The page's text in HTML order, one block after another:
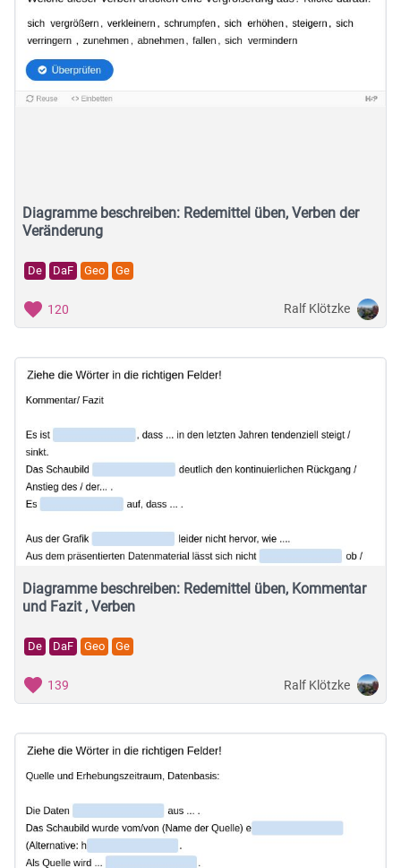
Diagramme beschreiben: Redemittel üben, Verben der
Veränderung
De DaF Geo Ge
120 Ralf Klötzke
Diagramme beschreiben: Redemittel üben, Kommentar
und Fazit , Verben
De DaF Geo Ge
139 Ralf Klötzke